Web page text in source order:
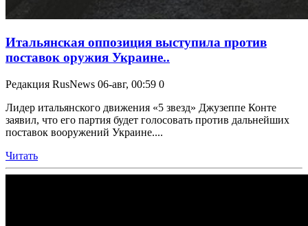
Итальянская оппозиция выступила против
поставок оружия Украине..
Редакция RusNews 06-авг, 00:59 0
Лидер итальянского движения «5 звезд» Джузеппе Конте
заявил, что его партия будет голосовать против дальнейших
поставок вооружений Украине....
Читать